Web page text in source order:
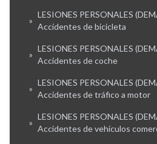
»
LESIONES PERSONALES
Accidentes de bicicleta
»
LESIONES PERSONALES
Accidentes de coche
»
LESIONES PERSONALES
Accidentes de tráfico a motor
»
LESIONES PERSONALES
Accidentes de vehículos